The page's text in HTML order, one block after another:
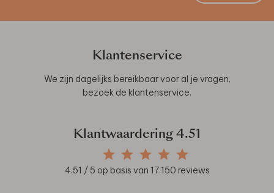
Klantenservice
We zijn dagelijks bereikbaar voor al je vragen,
bezoek de klantenservice.
Klantwaardering 4.51
4.51 / 5 op basis van 17.150 reviews